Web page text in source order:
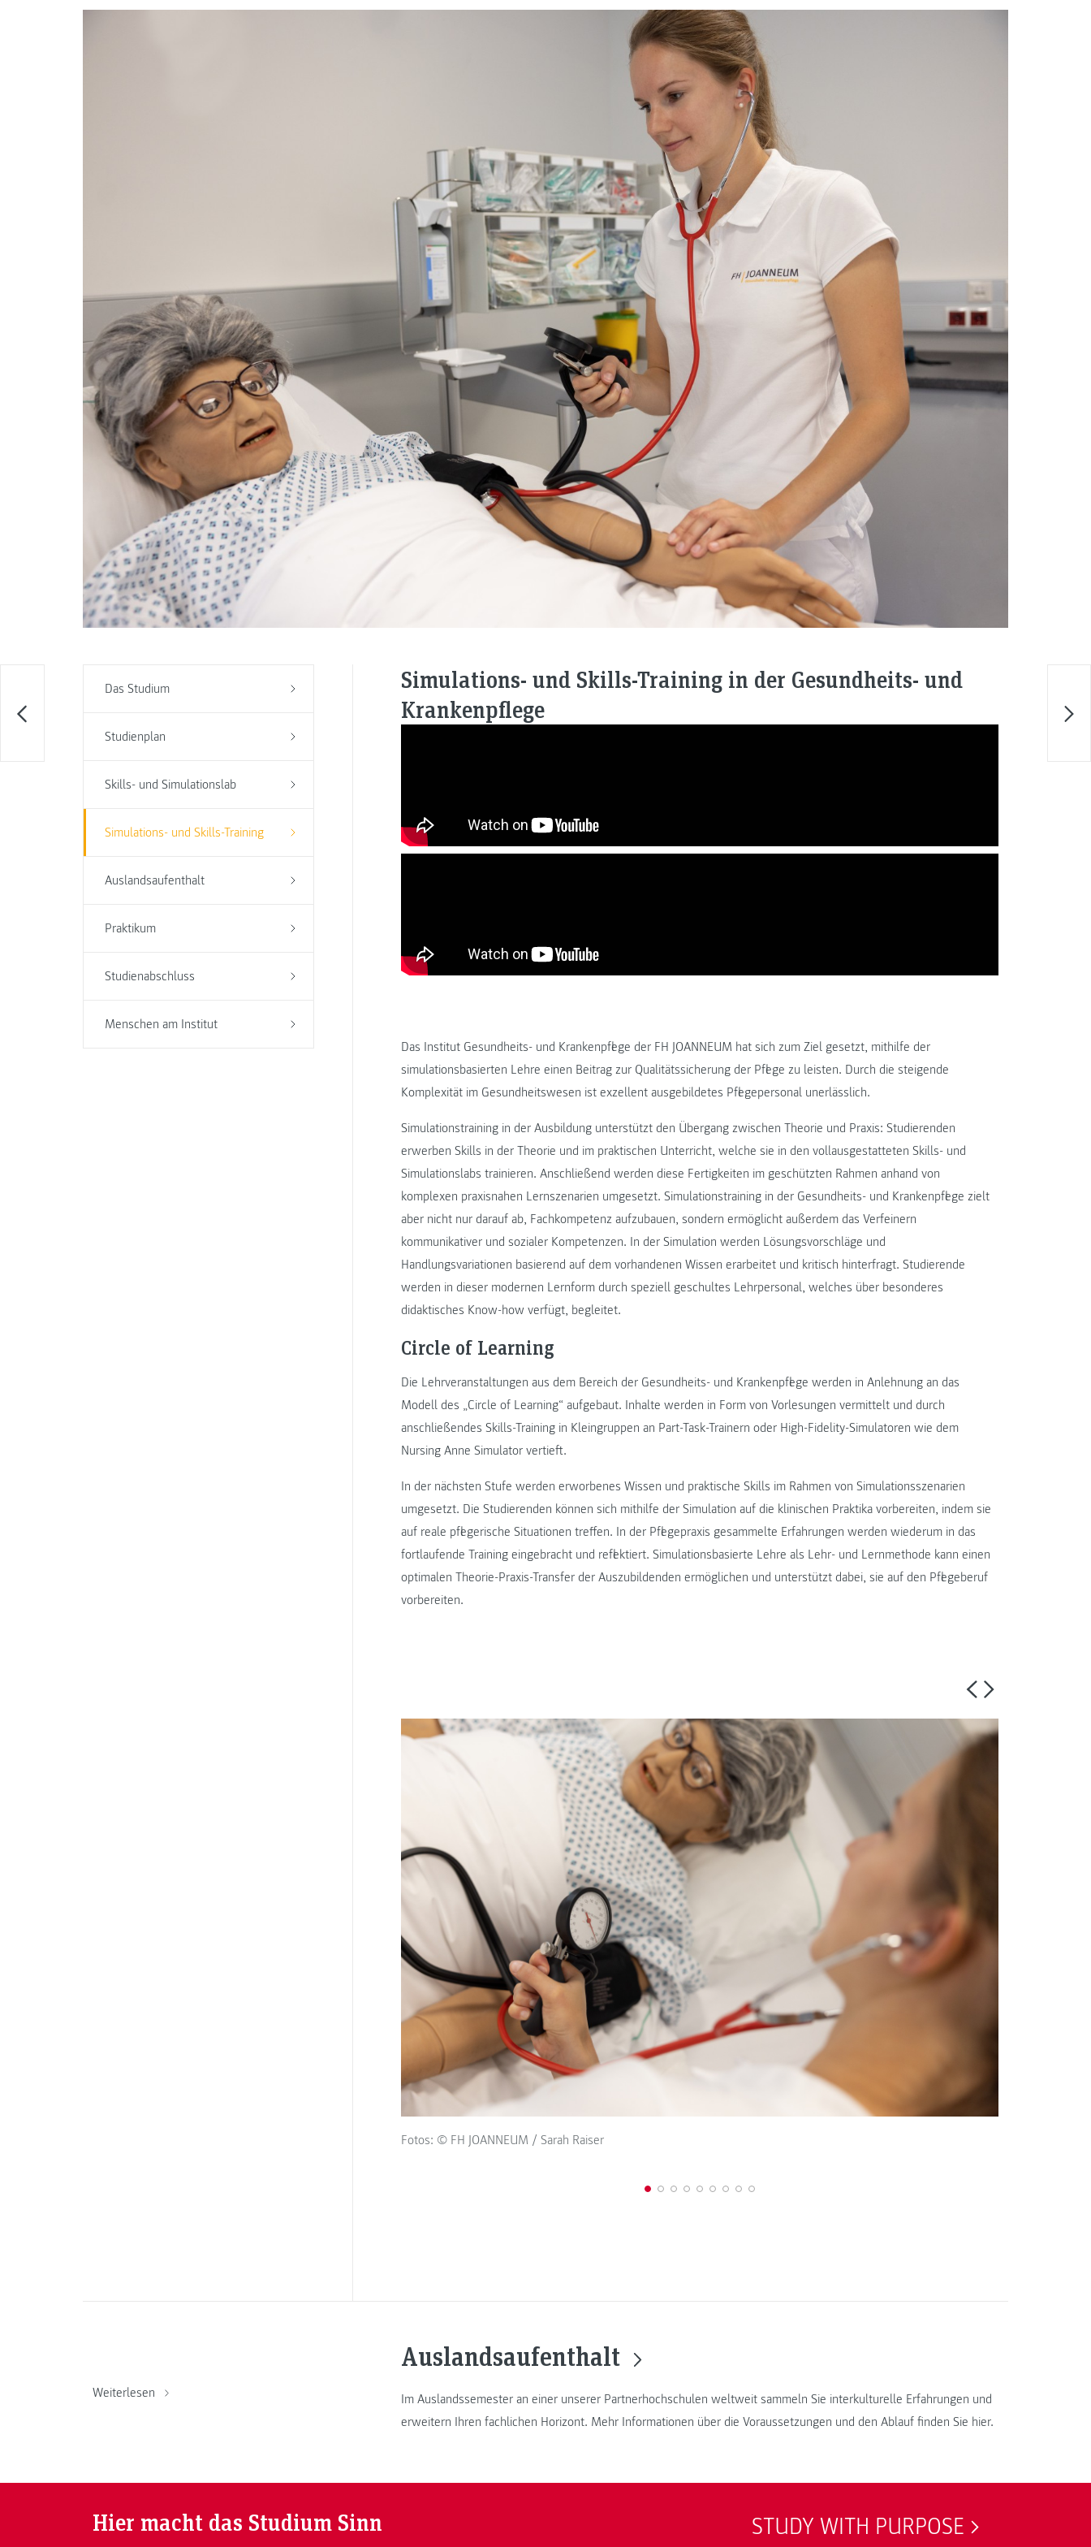
Das Studium
Studienplan
Skills- und Simulationslab
Simulations- und Skills-Training
Auslandsaufenthalt
Praktikum
Studienabschluss
Menschen am Institut
Simulations- und Skills-Training in der Gesundheits- und
Krankenpflege
Das Institut Gesundheits- und Krankenpflege der FH JOANNEUM hat sich zum Ziel gesetzt, mithilfe der
simulationsbasierten Lehre einen Beitrag zur Qualitätssicherung der Pflege zu leisten. Durch die steigende
Komplexität im Gesundheitswesen ist exzellent ausgebildetes Pflegepersonal unerlässlich.
Simulationstraining in der Ausbildung unterstützt den Übergang zwischen Theorie und Praxis: Studierenden
erwerben Skills in der Theorie und im praktischen Unterricht, welche sie in den vollausgestatteten Skills- und
Simulationslabs trainieren. Anschließend werden diese Fertigkeiten im geschützten Rahmen anhand von
komplexen praxisnahen Lernszenarien umgesetzt. Simulationstraining in der Gesundheits- und Krankenpflege zielt
aber nicht nur darauf ab, Fachkompetenz aufzubauen, sondern ermöglicht außerdem das Verfeinern
kommunikativer und sozialer Kompetenzen. In der Simulation werden Lösungsvorschläge und
Handlungsvariationen basierend auf dem vorhandenen Wissen erarbeitet und kritisch hinterfragt. Studierende
werden in dieser modernen Lernform durch speziell geschultes Lehrpersonal, welches über besonderes
didaktisches Know-how verfügt, begleitet.
Circle of Learning
Die Lehrveranstaltungen aus dem Bereich der Gesundheits- und Krankenpflege werden in Anlehnung an das
Modell des „Circle of Learning“ aufgebaut. Inhalte werden in Form von Vorlesungen vermittelt und durch
anschließendes Skills-Training in Kleingruppen an Part-Task-Trainern oder High-Fidelity-Simulatoren wie dem
Nursing Anne Simulator vertieft.
In der nächsten Stufe werden erworbenes Wissen und praktische Skills im Rahmen von Simulationsszenarien
umgesetzt. Die Studierenden können sich mithilfe der Simulation auf die klinischen Praktika vorbereiten, indem sie
auf reale pflegerische Situationen treffen. In der Pflegepraxis gesammelte Erfahrungen werden wiederum in das
fortlaufende Training eingebracht und reflektiert. Simulationsbasierte Lehre als Lehr- und Lernmethode kann einen
optimalen Theorie-Praxis-Transfer der Auszubildenden ermöglichen und unterstützt dabei, sie auf den Pflegeberuf
vorbereiten.
Fotos: © FH JOANNEUM / Sarah Raiser
Weiterlesen
Auslandsaufenthalt
Im Auslandssemester an einer unserer Partnerhochschulen weltweit sammeln Sie interkulturelle Erfahrungen und
erweitern Ihren fachlichen Horizont. Mehr Informationen über die Voraussetzungen und den Ablauf finden Sie hier.
Hier macht das Studium Sinn STUDY WITH PURPOSE